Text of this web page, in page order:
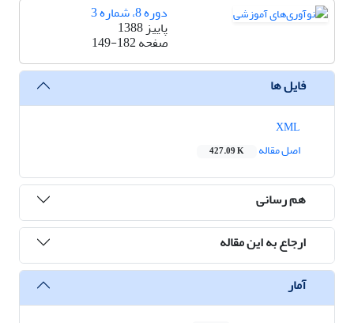
دوره 8، شماره 3
پاییز 1388
صفحه149-182
فایل ها
اصل مقاله
427.09 K
هم رسانی
ارجاع به این مقاله
آمار